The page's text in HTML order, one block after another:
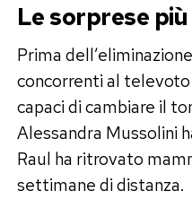
Le sorprese
Prima
concorrenti al
capaci di cambiare il
Alessandra Mussolini
Raul ha ritrovato
settimane di distanza.